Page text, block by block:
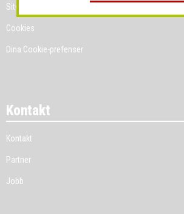
Sitemap
Cookies
Dina Cookie-prefenser
Kontakt
Kontakt
Partner
Jobb